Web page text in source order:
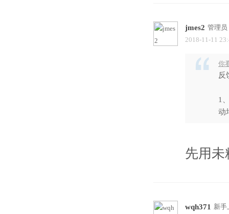
jmes2 管理员
2018-11-11
你
反
1
动
先用未
wqh371 新手